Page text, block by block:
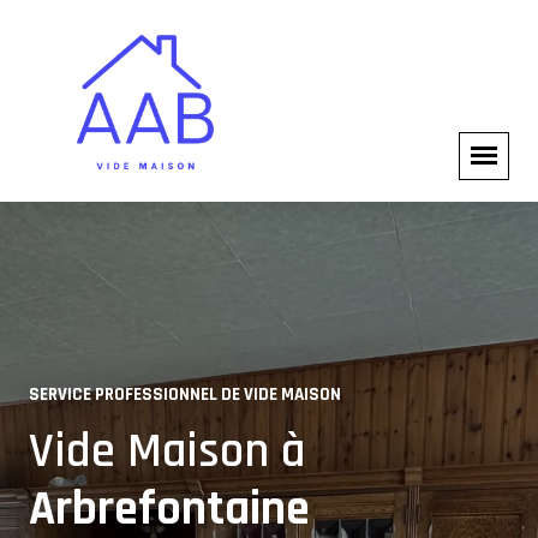
SERVICE PROFESSIONNEL DE VIDE MAISON
Vide Maison à
Arbrefontaine
VIDE MAISON COMPLET
Experts en Vide Maison à
Arbrefontaine